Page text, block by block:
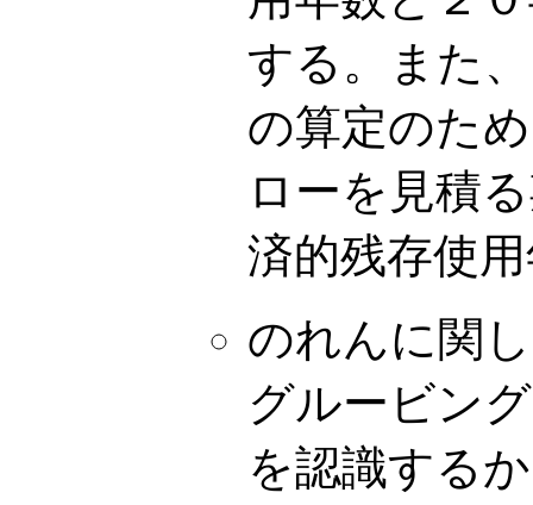
する。また
の算定のた
ローを見積
済的残存使
のれんに関
グルービン
を認識する